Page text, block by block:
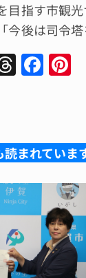
目指す市観
今後は司令
T
d
s
F
b
o
o
k
まれています